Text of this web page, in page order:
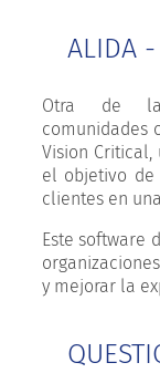
ALIDA -
Otra de
comunidades
Vision
el objetivo de
clientes en
Este software
y mejorar la